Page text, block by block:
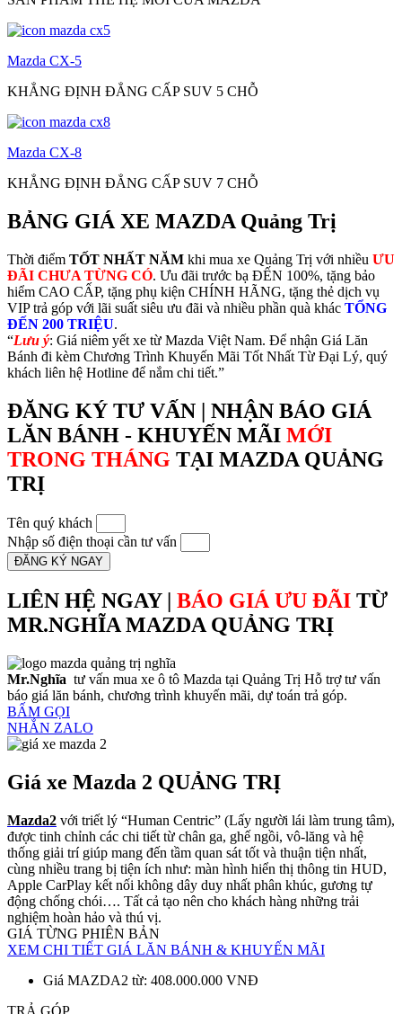
Mazda CX-5
KHẲNG ĐỊNH ĐẲNG CẤP SUV 5 CHỖ
Mazda CX-8
KHẲNG ĐỊNH ĐẲNG CẤP SUV 7 CHỖ
BẢNG GIÁ XE MAZDA Quảng Trị
Thời điểm TỐT NHẤT NĂM khi mua xe Quảng Trị với nhiều ƯU
ĐÃI CHƯA TỪNG CÓ. Ưu đãi trước bạ ĐẾN 100%, tặng bảo
hiểm CAO CẤP, tặng phụ kiện CHÍNH HÃNG, tặng thẻ dịch vụ
VIP trả góp với lãi suất siêu ưu đãi và nhiều phần quà khác TỔNG
ĐẾN 200 TRIỆU.
“Lưu ý: Giá niêm yết xe từ Mazda Việt Nam. Để nhận Giá Lăn
Bánh đi kèm Chương Trình Khuyến Mãi Tốt Nhất Từ Đại Lý, quý
khách liên hệ Hotline để nắm chi tiết.”
ĐĂNG KÝ TƯ VẤN | NHẬN BÁO GIÁ
LĂN BÁNH - KHUYẾN MÃI MỚI
TRONG THÁNG TẠI MAZDA QUẢNG
TRỊ
Tên quý khách
Nhập số điện thoại cần tư vấn
ĐĂNG KÝ NGAY
LIÊN HỆ NGAY | BÁO GIÁ ƯU ĐÃI TỪ
MR.NGHĨA MAZDA QUẢNG TRỊ
Mr.Nghĩa tư vấn mua xe ô tô Mazda tại Quảng Trị Hỗ trợ tư vấn
báo giá lăn bánh, chương trình khuyến mãi, dự toán trả góp.
BẤM GỌI
NHẮN ZALO
Giá xe Mazda 2 QUẢNG TRỊ
Mazda2 với triết lý “Human Centric” (Lấy người lái làm trung tâm),
được tinh chỉnh các chi tiết từ chân ga, ghế ngồi, vô-lăng và hệ
thống giải trí giúp mang đến tầm quan sát tốt và thuận tiện nhất,
cùng nhiều trang bị tiện ích như: màn hình hiển thị thông tin HUD,
Apple CarPlay kết nối không dây duy nhất phân khúc, gương tự
động chống chói…. Tất cả tạo nên cho khách hàng những trải
nghiệm hoàn hảo và thú vị.
GIÁ TỪNG PHIÊN BẢN
XEM CHI TIẾT GIÁ LĂN BÁNH & KHUYẾN MÃI
Giá MAZDA2 từ: 408.000.000 VNĐ
TRẢ GÓP